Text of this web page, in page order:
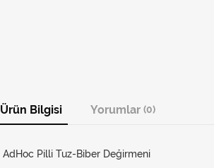
Ürün Bilgisi Yorumlar (0)
AdHoc Pilli Tuz-Biber Değirmeni